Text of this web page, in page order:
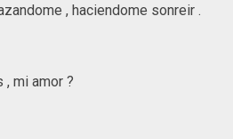
, haciendome sonreir .
mi amor ?